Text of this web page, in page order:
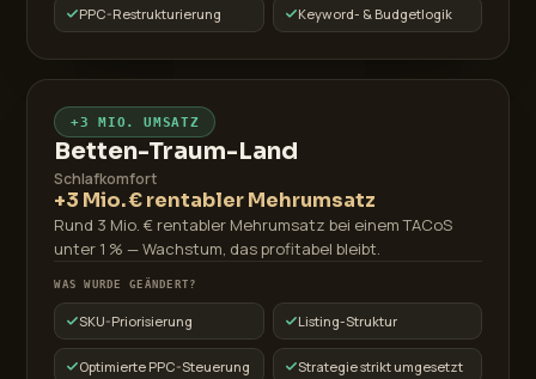
PPC-Restrukturierung Keyword- & Budgetlogik
+3 MIO. UMSATZ
Betten-Traum-Land
Schlafkomfort
+3 Mio. € rentabler Mehrumsatz
Rund 3 Mio. € rentabler Mehrumsatz bei einem TACoS
unter 1 % — Wachstum, das profitabel bleibt.
WAS WURDE GEÄNDERT?
SKU-Priorisierung Listing-Struktur
Optimierte PPC-Steuerung Strategie strikt umgesetzt